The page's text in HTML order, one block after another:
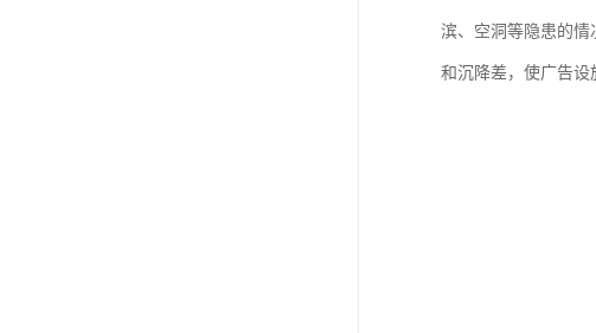
滨、空洞等隐患的
和沉降差，使广告设